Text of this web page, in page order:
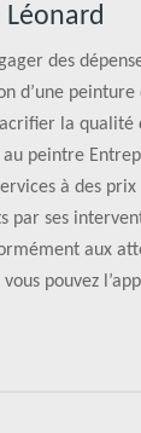
des
d’une peinture
la qualité
au peintre
à des
par ses
aux
pouvez